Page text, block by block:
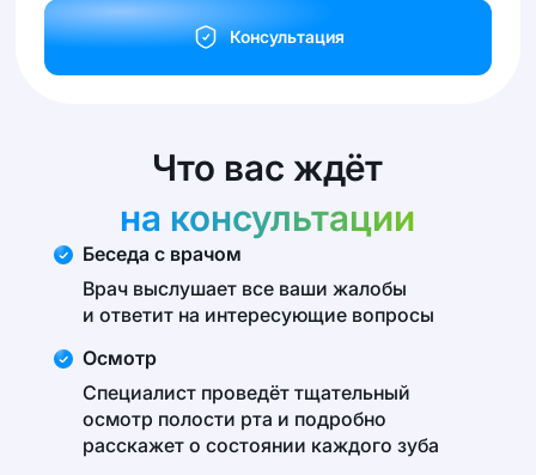
Консультация
Что вас ждёт
на консультации
Беседа с врачом
Врач выслушает все ваши жалобы
и ответит на интересующие вопросы
Осмотр
Специалист проведёт тщательный
осмотр полости рта и подробно
расскажет о состоянии каждого зуба